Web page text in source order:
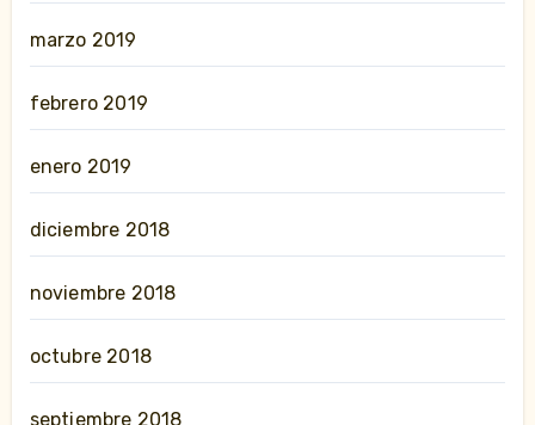
marzo 2019
febrero 2019
enero 2019
diciembre 2018
noviembre 2018
octubre 2018
septiembre 2018